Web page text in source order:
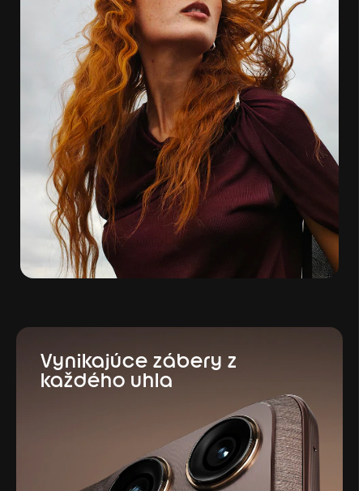
Vynikajúce zábery z
každého uhla